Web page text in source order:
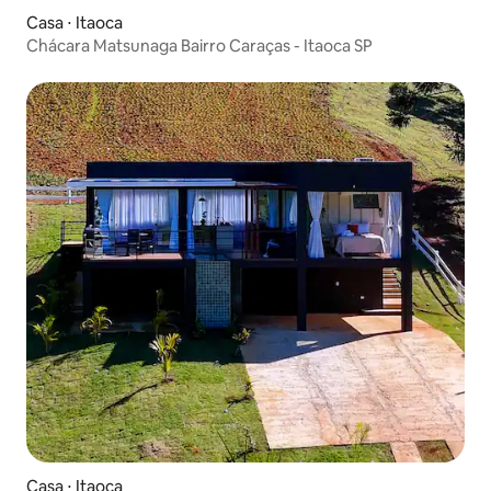
Casa ⋅ Itaoca
Chácara Matsunaga Bairro Caraças - Itaoca SP
Casa ⋅ Itaoca